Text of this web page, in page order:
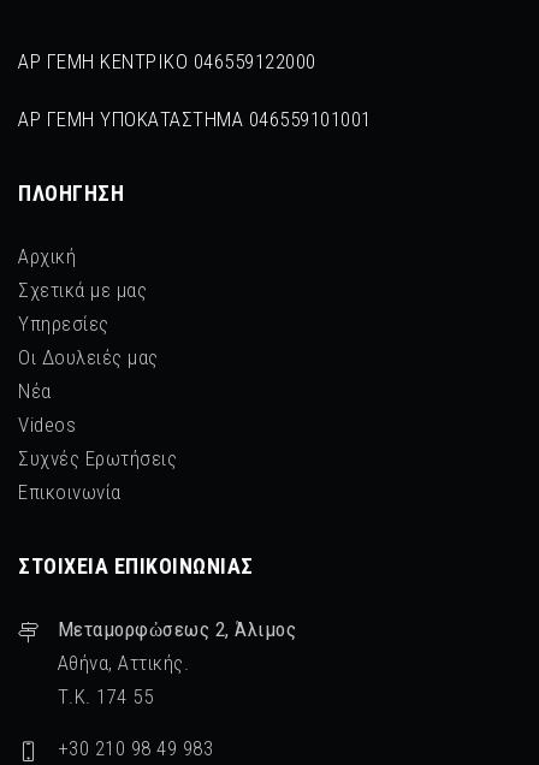
ΑΡ ΓΕΜΗ ΚΕΝΤΡΙΚΟ 046559122000
ΑΡ ΓΕΜΗ ΥΠΟΚΑΤΑΣΤΗΜΑ 046559101001
ΠΛΟΉΓΗΣΗ
Αρχική
Σχετικά με μας
Υπηρεσίες
Οι Δουλειές μας
Νέα
Videos
Συχνές Ερωτήσεις
Επικοινωνία
ΣΤΟΙΧΕΊΑ ΕΠΙΚΟΙΝΩΝΊΑΣ
Μεταμορφὠσεως 2, Άλιμος
Αθήνα, Αττικής.
Τ.Κ. 174 55
+30 210 98 49 983